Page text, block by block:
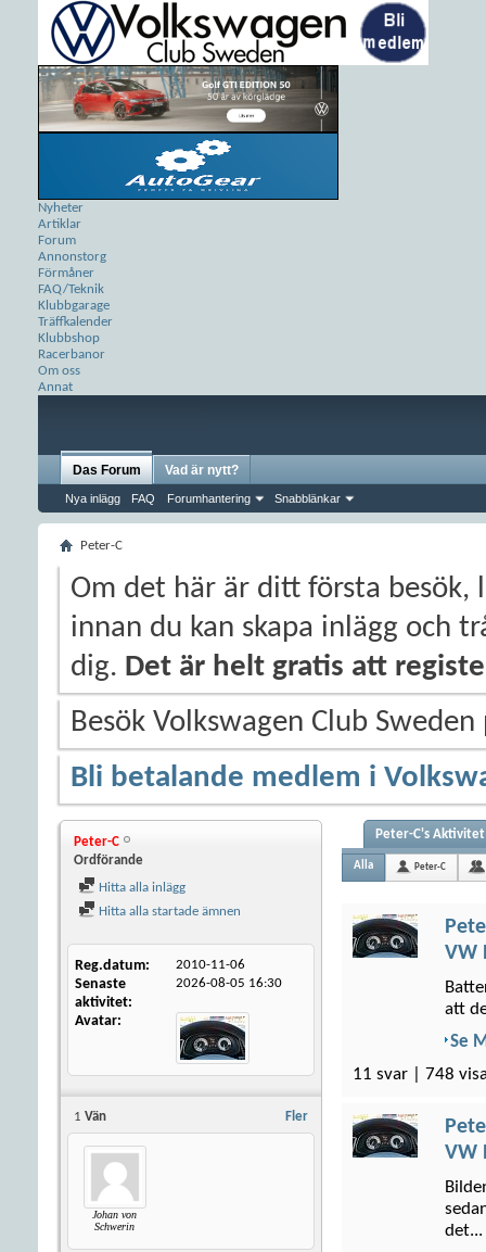
Nyheter
Artiklar
Forum
Annonstorg
Förmåner
FAQ/Teknik
Klubbgarage
Träffkalender
Klubbshop
Racerbanor
Om oss
Annat
Das Forum
Nya inlägg FAQ Forumhantering Snabblänkar
Vad är nytt?
Peter-C
Om det här är ditt första besök,
innan du kan skapa inlägg och
dig. Det är helt gratis att
Besök Volkswagen Club
Bli betalande medlem i
Peter-C
Ordförande
Hitta alla inlägg
Hitta alla startade ämnen
Reg.datum 2010-11-06
Senaste
aktivitet
2026-08-05 16:30
Avatar
Fler
1 Vän
Johan von
Schwerin
Peter-C's Aktivitet
Alla Peter-C
VW
att
Se
11 svar | 748
VW
det...